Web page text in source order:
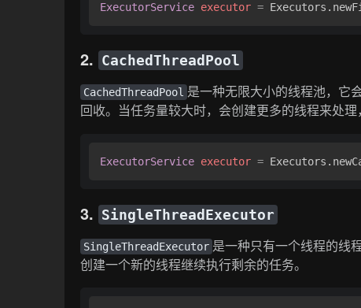
ExecutorService executor =
2. CachedThreadPool
CachedThreadPool 是一种无限大小的线程池，它
回收。当任务量较大时，会创建更多的线程来处
ExecutorService executor =
3. SingleThreadExecutor
SingleThreadExecutor 是一种只有一个线程的线
创建一个新的线程继续执行剩余的任务。